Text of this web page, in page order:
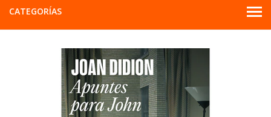
CATEGORÍAS